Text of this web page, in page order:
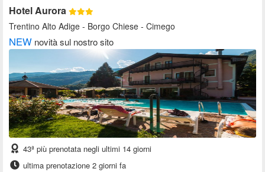
Hotel Aurora
Trentino Alto Adige - Borgo Chiese - Cimego
NEW novità sul nostro sito
43ª più prenotata negli ultimi 14 giorni
ultima prenotazione 2 giorni fa